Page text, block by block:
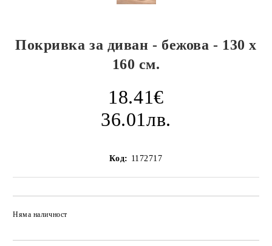
Покривка за диван - бежова - 130 х
160 см.
18.41€
36.01лв.
Код: 1172717
Няма наличност